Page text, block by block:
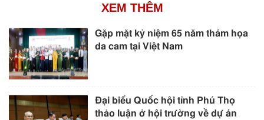
XEM THÊM
Gặp mặt kỷ niệm 65 năm thảm họa
da cam tại Việt Nam
Đại biểu Quốc hội tỉnh Phú Thọ
thảo luận ở hội trường về dự án